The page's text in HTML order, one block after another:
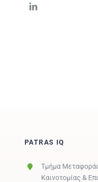
PATRAS IQ
Τμήμα
Καινοτομίας &